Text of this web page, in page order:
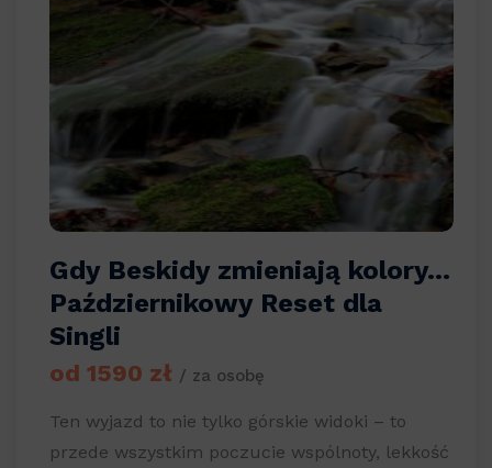
Gdy Beskidy zmieniają kolory…
Październikowy Reset dla
Singli
od 1590 zł / za osobę
Ten wyjazd to nie tylko górskie widoki – to
przede wszystkim poczucie wspólnoty, lekkość